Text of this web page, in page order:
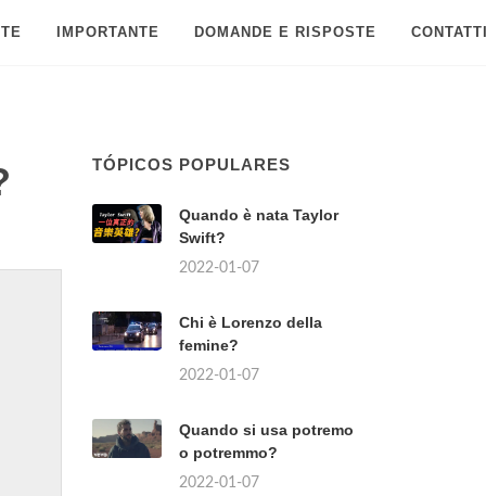
IMPORTANTE DOMANDE E RISPOSTE
TÓPICOS POPULARES
Quando è nata Taylor
Swift?
2022-01-07
Chi è Lorenzo della
femine?
2022-01-07
Quando si usa potremo
o potremmo?
2022-01-07